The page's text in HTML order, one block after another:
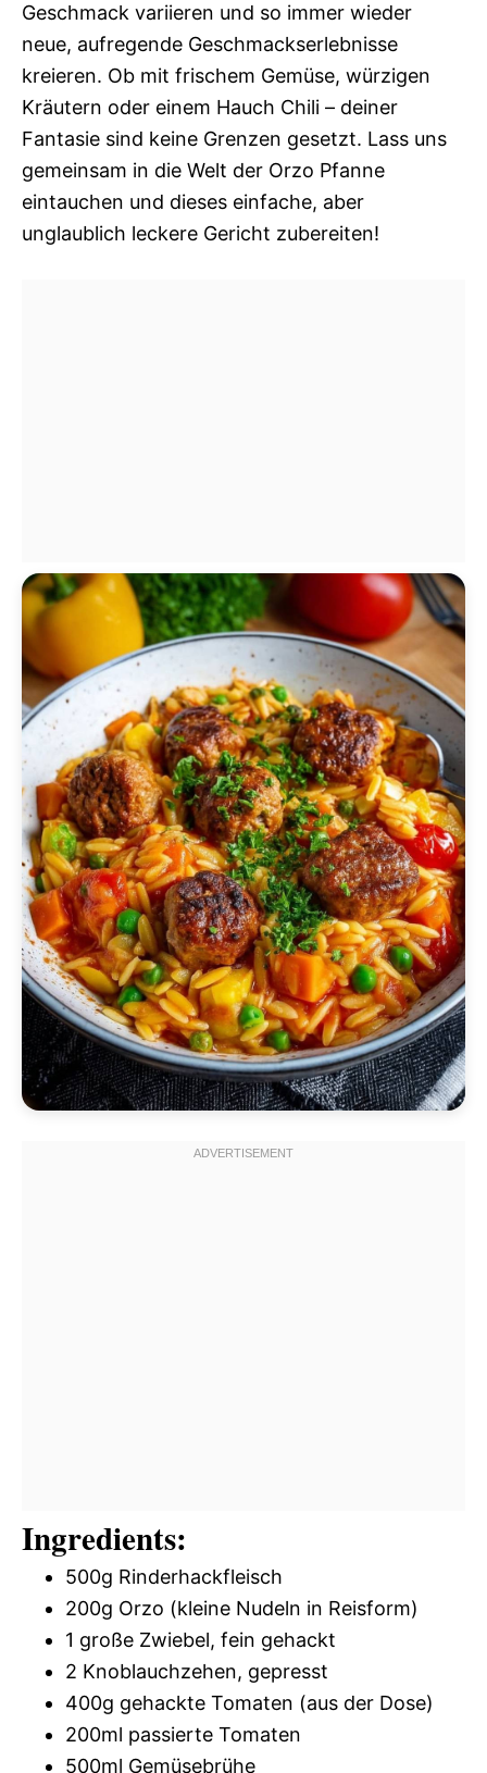
Geschmack variieren und so immer wieder
neue, aufregende Geschmackserlebnisse
kreieren. Ob mit frischem Gemüse, würzigen
Kräutern oder einem Hauch Chili – deiner
Fantasie sind keine Grenzen gesetzt. Lass uns
gemeinsam in die Welt der Orzo Pfanne
eintauchen und dieses einfache, aber
unglaublich leckere Gericht zubereiten!
Ingredients:
500g Rinderhackfleisch
200g Orzo (kleine Nudeln in Reisform)
1 große Zwiebel, fein gehackt
2 Knoblauchzehen, gepresst
400g gehackte Tomaten (aus der Dose)
200ml passierte Tomaten
500ml Gemüsebrühe